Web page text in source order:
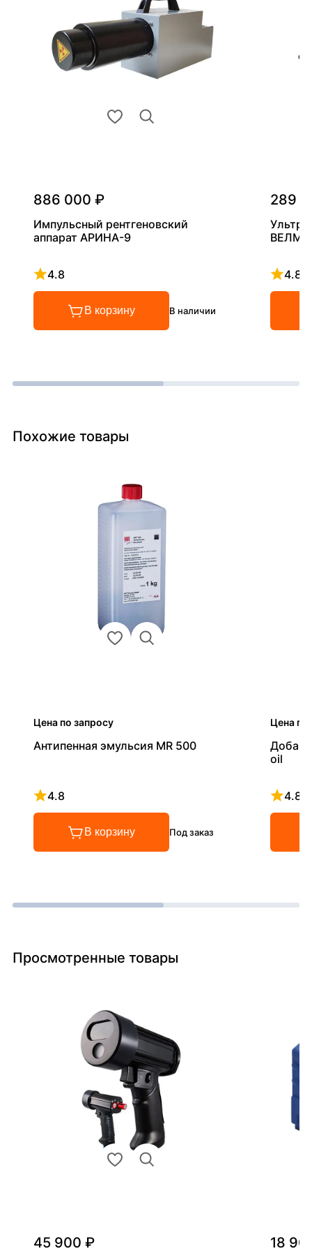
886 000 ₽
Импульсный рентгеновский
аппарат АРИНА-9
4.8
Рейтинг 4.8 из 5
В корзину В наличии
289
4.8
Похожие товары
Цена по запросу
Антипенная эмульсия MR 500
4.8
Рейтинг 4.8 из 5
В корзину Под заказ
Цена по
oil
4.8
Просмотренные товары
45 900 ₽ 18